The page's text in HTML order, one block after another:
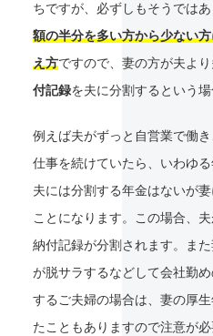
ちですが、必ずしもそうではあ
額の半分を多い方から少ない
え方ですので、妻の方が夫よ
付記録を夫に分割するという場
例えば夫がずっと自営業で働
仕事を続けていたら、いわゆ
夫には分割する年金はないが
ことになります。この場合、
納付記録が分割されます。ま
が脱サラするなどして会社勤
するご夫婦の場合は、妻の厚
たこともありますので注意が必